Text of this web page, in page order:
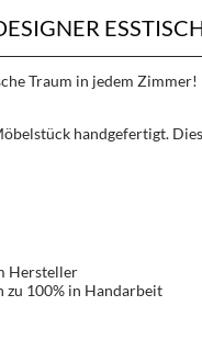
Traum in jedem Zimmer!
handgefertigt.
Hersteller
zu 100% in Handarbeit